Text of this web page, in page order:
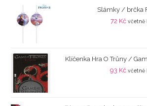
Slámky / brčka
72 Kč včetně
Klíčenka Hra O Trůny /
93 Kč včetně